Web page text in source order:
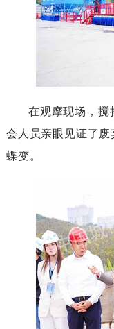
在观摩现场，搅
会人员亲眼见证了废
蝶变。